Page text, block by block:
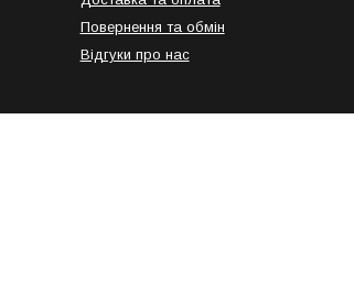
Повернення та обмін
Відгуки про нас